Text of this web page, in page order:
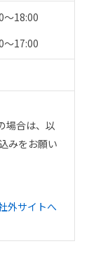
18:00
17:00
場合は、以
みをお願い
サイトへ